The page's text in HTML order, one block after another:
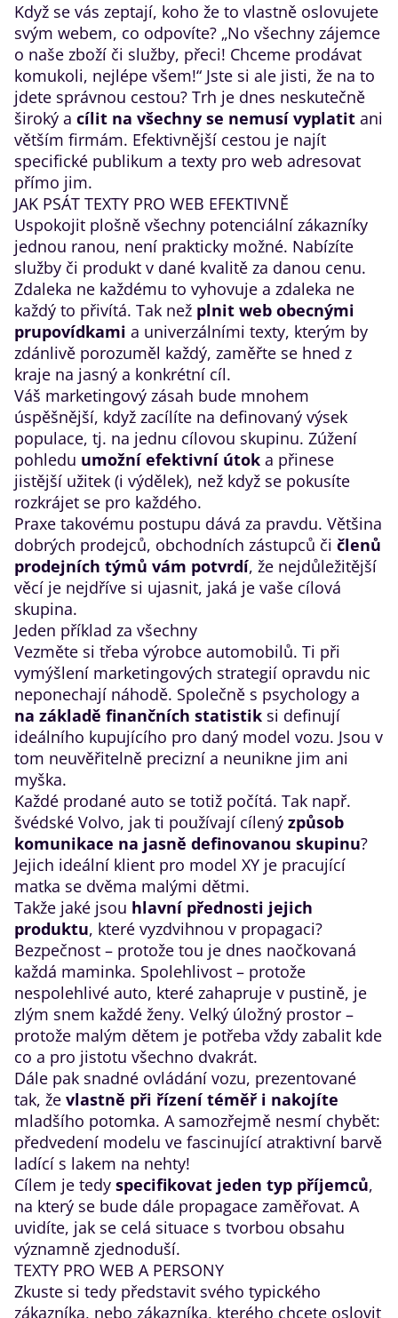
Když se vás zeptají, koho že to vlastně oslovujete
svým webem, co odpovíte? „No všechny zájemce
o naše zboží či služby, přeci! Chceme prodávat
komukoli, nejlépe všem!“ Jste si ale jisti, že na to
jdete správnou cestou? Trh je dnes neskutečně
široký a cílit na všechny se nemusí vyplatit ani
větším firmám. Efektivnější cestou je najít
specifické publikum a texty pro web adresovat
přímo jim.
JAK PSÁT TEXTY PRO WEB EFEKTIVNĚ
Uspokojit plošně všechny potenciální zákazníky
jednou ranou, není prakticky možné. Nabízíte
služby či produkt v dané kvalitě za danou cenu.
Zdaleka ne každému to vyhovuje a zdaleka ne
každý to přivítá. Tak než plnit web obecnými
prupovídkami a univerzálními texty, kterým by
zdánlivě porozuměl každý, zaměřte se hned z
kraje na jasný a konkrétní cíl.
Váš marketingový zásah bude mnohem
úspěšnější, když zacílíte na definovaný výsek
populace, tj. na jednu cílovou skupinu. Zúžení
pohledu umožní efektivní útok a přinese
jistější užitek (i výdělek), než když se pokusíte
rozkrájet se pro každého.
Praxe takovému postupu dává za pravdu. Většina
dobrých prodejců, obchodních zástupců či členů
prodejních týmů vám potvrdí, že nejdůležitější
věcí je nejdříve si ujasnit, jaká je vaše cílová
skupina.
Jeden příklad za všechny
Vezměte si třeba výrobce automobilů. Ti při
vymýšlení marketingových strategií opravdu nic
neponechají náhodě. Společně s psychology a
na základě finančních statistik si definují
ideálního kupujícího pro daný model vozu. Jsou v
tom neuvěřitelně precizní a neunikne jim ani
myška.
Každé prodané auto se totiž počítá. Tak např.
švédské Volvo, jak ti používají cílený způsob
komunikace na jasně definovanou skupinu?
Jejich ideální klient pro model XY je pracující
matka se dvěma malými dětmi.
Takže jaké jsou hlavní přednosti jejich
produktu, které vyzdvihnou v propagaci?
Bezpečnost – protože tou je dnes naočkovaná
každá maminka. Spolehlivost – protože
nespolehlivé auto, které zahapruje v pustině, je
zlým snem každé ženy. Velký úložný prostor –
protože malým dětem je potřeba vždy zabalit kde
co a pro jistotu všechno dvakrát.
Dále pak snadné ovládání vozu, prezentované
tak, že vlastně při řízení téměř i nakojíte
mladšího potomka. A samozřejmě nesmí chybět:
předvedení modelu ve fascinující atraktivní barvě
ladící s lakem na nehty!
Cílem je tedy specifikovat jeden typ příjemců,
na který se bude dále propagace zaměřovat. A
uvidíte, jak se celá situace s tvorbou obsahu
významně zjednoduší.
TEXTY PRO WEB A PERSONY
Zkuste si tedy představit svého typického
zákazníka, nebo zákazníka, kterého chcete oslovit